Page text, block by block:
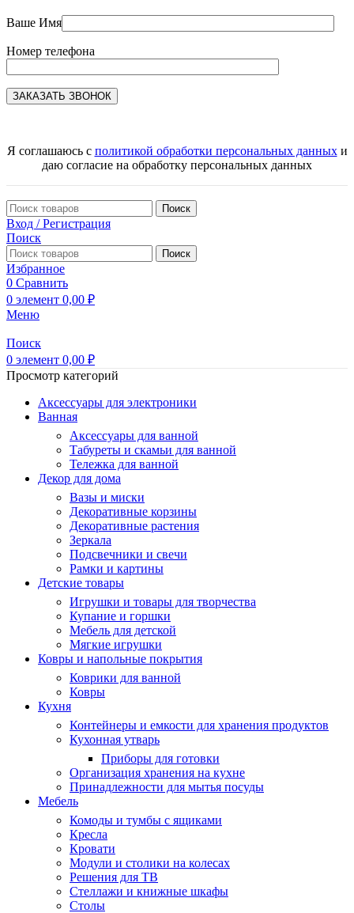
Ваше Имя
Номер телефона
Я соглашаюсь с политикой обработки персональных данныхи
даю согласие на обработку персональных данных
Поиск
Вход / Регистрация
Поиск
Поиск
Избранное
0 Сравнить
0 элемент 0,00 ₽
Меню
Поиск
0 элемент 0,00 ₽
Просмотр категорий
Аксессуары для электроники
Ванная
Аксессуары для ванной
Табуреты и скамьи для ванной
Тележка для ванной
Декор для дома
Вазы и миски
Декоративные корзины
Декоративные растения
Зеркала
Подсвечники и свечи
Рамки и картины
Детские товары
Игрушки и товары для творчества
Купание и горшки
Мебель для детской
Мягкие игрушки
Ковры и напольные покрытия
Коврики для ванной
Ковры
Кухня
Контейнеры и емкости для хранения продуктов
Кухонная утварь
Приборы для готовки
Организация хранения на кухне
Принадлежности для мытья посуды
Мебель
Комоды и тумбы с ящиками
Кресла
Кровати
Модули и столики на колесах
Решения для ТВ
Стеллажи и книжные шкафы
Столы